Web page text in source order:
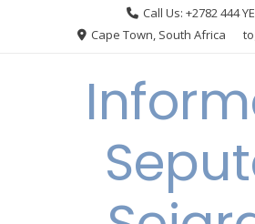
Call Us: +2782 444
Cape Town, South Africa